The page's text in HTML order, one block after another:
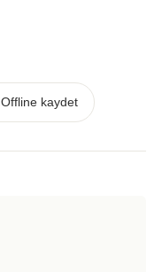
Offline kaydet